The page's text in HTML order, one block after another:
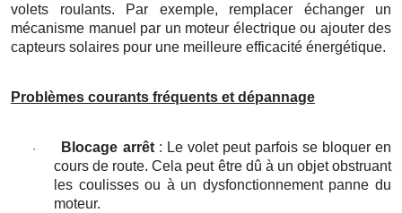
volets roulants. Par exemple, remplacer échanger un
mécanisme manuel par un moteur électrique ou ajouter des
capteurs solaires pour une meilleure efficacité énergétique.
Problèmes courants fréquents et dépannage
· Blocage arrêt: Le volet peut parfois se bloquer en
cours de route. Cela peut être dû à un objet obstruant
les coulisses ou à un dysfonctionnement panne du
moteur.